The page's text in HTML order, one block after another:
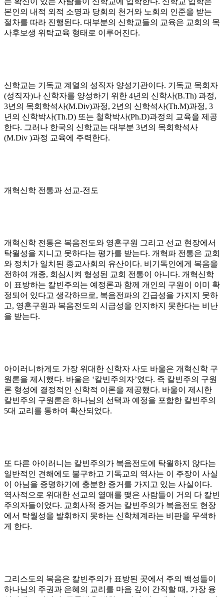
본인의 내적 외적 소명과 당회의 천거와 노회의 인준을 받는
절차를 따라 진행된다. 대부분의 신학교들의 교육은 교회의 목
사후보생 위탁교육 형태로 이루어진다.
신학교는 기독교 계열의 성직자 양성기관이다. 기독교 목회자
(성직자)나 신학자를 양성하기 위한 4년의 신학사(B.Th) 과정,
3년의 목회학석사(M.Div)과정, 2년의 신학석사(Th.M)과정, 3
년의 신학박사(Th.D) 또는 철학박사(Ph.D)과정의 교육을 제공
한다. 그러나 한국의 신학교는 대부분 3년의 목회학석사
(M.Div )과정 교육에 주력한다.
개혁신학 전통과 선교-전도
개혁신학 전통은 복음전도와 영혼구원 그리고 선교 현장에서
탁월성을 지니고 못하다는 평가를 받는다. 개혁파 전통은 교회
와 정치가 일치된 종교사회의 유산이다. 비기독인에게 복음을
전하여 개종, 회심시켜 형성된 교회 전통이 아니다. 개혁신학
이 표방하는 칼빈주의는 예정론과 함께 개인의 구원이 이미 확
정되어 있다고 생각하므로, 복음전파의 긴급성을 가지지 못하
고, 영혼구원과 복음전도의 시급성을 인지하지 못한다는 비난
을 받는다.
아이러니하게도 가장 위대한 신학자 사도 바울은 개혁신학 구
원론을 제시했다. 바울은 ‘칼빈주의자’였다. 즉 칼빈주의 구원
론 형성에 결정적인 신학적 이론을 제공했다. 바울이 제시한
칼빈주의 구원론은 하나님의 선택과 예정을 포함한 칼빈주의
5대 교리를 통하여 확산되었다.
또 다른 아이러니는 칼빈주의가 복음전도에 탁월하지 않다는
일반적인 견해에도 불구하고 기독교의 역사는 이 주장이 사실
이 아님을 증명하기에 충분한 증거를 가지고 있는 사실이다.
역사적으로 위대한 선교의 열매를 맺은 사람들이 거의 다 칼빈
주의자들이었다. 교회사적 증거는 칼빈주의가 복음전도 현장
에서 탁월성을 발휘하지 못하는 신학체계라는 비판을 무색하
게 한다.
그리스도의 복음은 칼빈주의가 표방된 곳에서 주의 백성들이
하나님의 주권과 은혜의 교리를 마음 깊이 간직할 때 , 가장 융